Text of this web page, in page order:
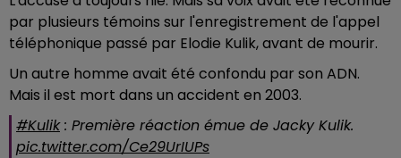
par plusieurs témoins sur l'enregistrement de l'appel
téléphonique passé par Elodie Kulik, avant de mourir.
Un autre homme avait été confondu par son ADN.
Mais il est mort dans un accident en 2003.
#Kulik: Première réaction émue de Jacky Kulik.
pic.twitter.com/Ce29UrIUPs